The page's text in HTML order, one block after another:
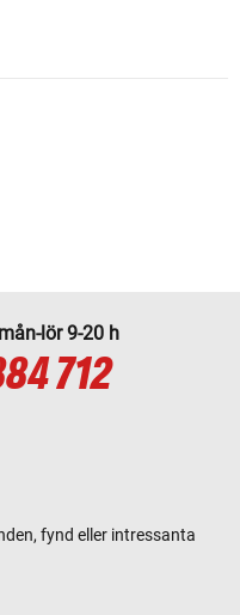
lör 9-20 h
712
fynd eller intressanta